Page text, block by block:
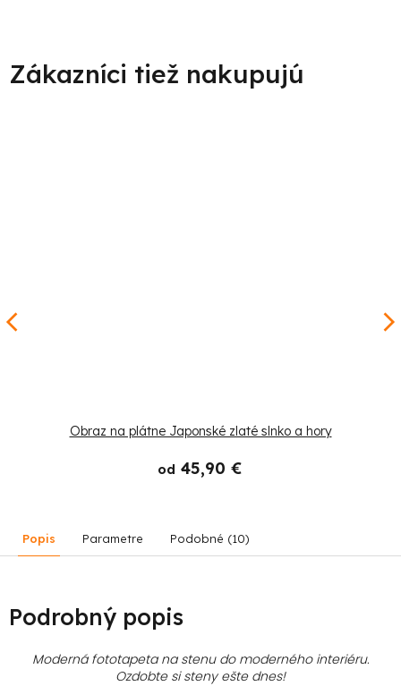
Obraz na plátne Japonské zlaté slnko a hory
od 45,90 €
Popis Parametre Podobné (10)
Podrobný popis
Moderná fototapeta na stenu do moderného interiéru.
Ozdobte si steny ešte dnes!